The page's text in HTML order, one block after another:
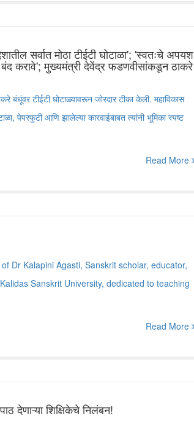
सर्वात मोठा टीईटी घोटाळा'; 'स्वतःचे अपयश
करावे'; मुख्यमंत्री देवेंद्र फडणवीसांकडून ठाकरे
बंधूंवर टीईटी घोटाळ्यावरून जोरदार टीका केली. महाविकास
पेपरफुटी आणि झालेल्या कारवाईबाबत त्यांनी भूमिका स्पष्ट
Read More
Dr Kalapini Agasti, Sanskrit scholar, educator,
Sanskrit University, dedicated to teaching
Read More
देणाऱ्या शिक्षिकेचे निलंबन!